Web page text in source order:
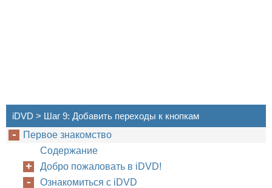
iDVD > Шаг 9: Добавить переходы к кнопкам
Первое знакомство
Содержание
Добро пожаловать в iDVD!
Ознакомиться с iDVD